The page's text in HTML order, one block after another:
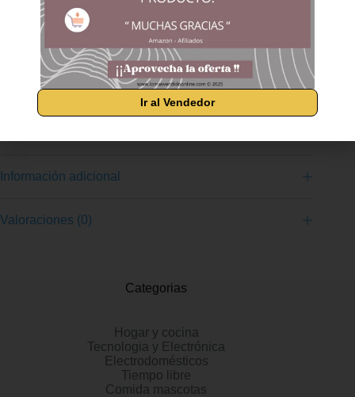
con las pautas de prueba ISO/IEC 19798 Equipado con
tecnología JetIntelligence, con capacidades de optimización de
página, tóner de precisión, tecnología antifraude y eliminación
automática del sello El cartucho está diseñado de manera
respetuosa con el medio ambiente, para un reciclaje sencillo y
un menor número de residuos. Consumiendo poca energía y
siendo reciclables Solo los Tóner Originales HP están
diseñados específicamente para impresoras HP y ofrecen, a
Información adicional
Valoraciones (0)
Categorias
Hogar y cocina
Tecnologia y Electrónica
Electrodomésticos
Tiempo libre
Comida mascotas
Ir al Vendedor